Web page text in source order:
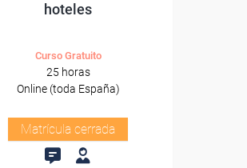
hoteles
Curso Gratuito
25 horas
Online (toda España)
Matrícula cerrada